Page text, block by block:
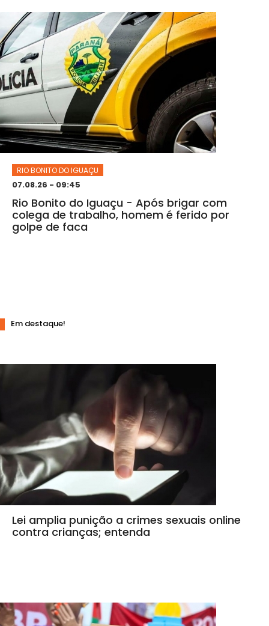
RIO BONITO DO IGUAÇU
07.08.26 - 09:45
Rio Bonito do Iguaçu - Após brigar com
colega de trabalho, homem é ferido por
golpe de faca
Em destaque!
Lei amplia punição a crimes sexuais online
contra crianças; entenda